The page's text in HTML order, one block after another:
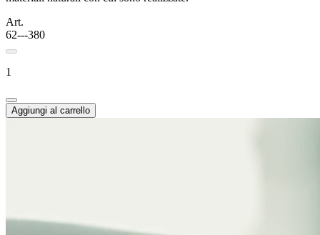
Art.
62---380
1
Aggiungi al carrello